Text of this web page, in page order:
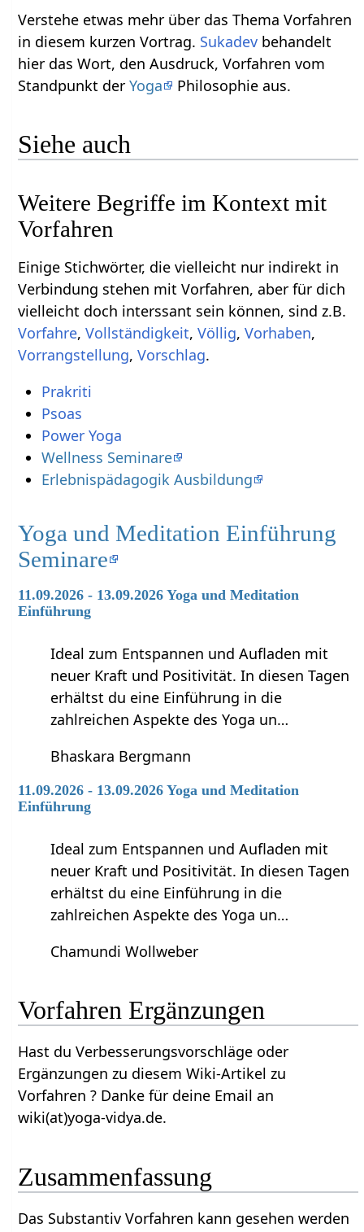
Verstehe etwas mehr über das Thema Vorfahren‏‎
in diesem kurzen Vortrag. Sukadev behandelt
hier das Wort, den Ausdruck, Vorfahren‏‎ vom
Standpunkt derYoga Philosophie aus.
Siehe auch
Weitere Begriffe im Kontext mit
Einige Stichwörter, die vielleicht nur indirekt in
Verbindung stehen mit Vorfahren‏‎, aber für dich
vielleicht doch interssant sein können, sind z.B.
, , ,
,
,
.
Prakriti
Psoas
Power Yoga
Wellness Seminare
Erlebnispädagogik Ausbildung
Yoga und Meditation Einführung
Seminare
11.09.2026 - 13.09.2026 Yoga und Meditation
Einführung
Ideal zum Entspannen und Aufladen mit
neuer Kraft und Positivität. In diesen Tagen
erhältst du eine Einführung in die
zahlreichen Aspekte des Yoga un…
Bhaskara Bergmann
11.09.2026 - 13.09.2026 Yoga und Meditation
Einführung
Ideal zum Entspannen und Aufladen mit
neuer Kraft und Positivität. In diesen Tagen
erhältst du eine Einführung in die
zahlreichen Aspekte des Yoga un…
Chamundi Wollweber
Vorfahren‏‎ Ergänzungen
Hast du Verbesserungsvorschläge oder
Ergänzungen zu diesem Wiki-Artikel zu
Vorfahren‏‎ ? Danke für deine Email an
wiki(at)yoga-vidya.de.
Zusammenfassung
Das Substantiv Vorfahren‏‎ kann gesehen werden